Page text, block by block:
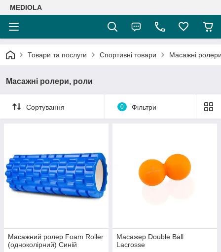
MEDIOLA
Товари та послуги Спортивні товари Масажні
Масажні ролери, роли
Сортування 0 Фільтри
Масажний ролер Foam Roller
(одноколірний) Синій
Масажер Double Ball
Lacrosse